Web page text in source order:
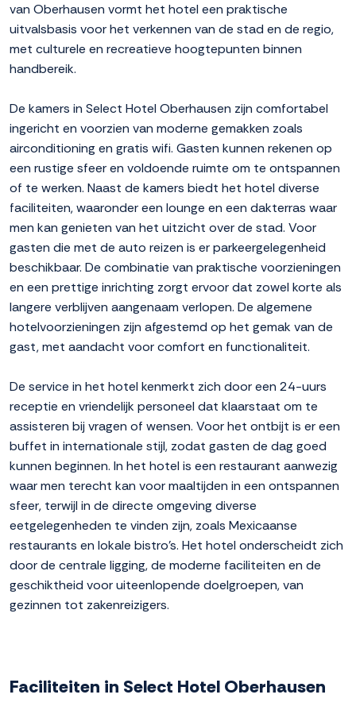
van Oberhausen vormt het hotel een praktische
uitvalsbasis voor het verkennen van de stad en de regio,
met culturele en recreatieve hoogtepunten binnen
handbereik.
De kamers in Select Hotel Oberhausen zijn comfortabel
ingericht en voorzien van moderne gemakken zoals
airconditioning en gratis wifi. Gasten kunnen rekenen op
een rustige sfeer en voldoende ruimte om te ontspannen
of te werken. Naast de kamers biedt het hotel diverse
faciliteiten, waaronder een lounge en een dakterras waar
men kan genieten van het uitzicht over de stad. Voor
gasten die met de auto reizen is er parkeergelegenheid
beschikbaar. De combinatie van praktische voorzieningen
en een prettige inrichting zorgt ervoor dat zowel korte als
langere verblijven aangenaam verlopen. De algemene
hotelvoorzieningen zijn afgestemd op het gemak van de
gast, met aandacht voor comfort en functionaliteit.
De service in het hotel kenmerkt zich door een 24-uurs
receptie en vriendelijk personeel dat klaarstaat om te
assisteren bij vragen of wensen. Voor het ontbijt is er een
buffet in internationale stijl, zodat gasten de dag goed
kunnen beginnen. In het hotel is een restaurant aanwezig
waar men terecht kan voor maaltijden in een ontspannen
sfeer, terwijl in de directe omgeving diverse
eetgelegenheden te vinden zijn, zoals Mexicaanse
restaurants en lokale bistro's. Het hotel onderscheidt zich
door de centrale ligging, de moderne faciliteiten en de
geschiktheid voor uiteenlopende doelgroepen, van
gezinnen tot zakenreizigers.
Faciliteiten in Select Hotel Oberhausen